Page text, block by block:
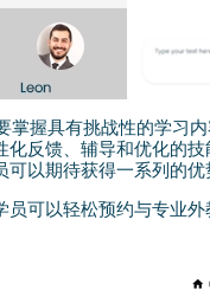
掌握具有挑战性的学习
反馈、辅导和优化的
以期待获得一系列的优
员可以轻松预约与专业